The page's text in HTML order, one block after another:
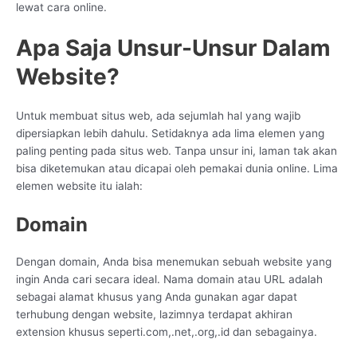
lewat cara online.
Apa Saja Unsur-Unsur Dalam
Website?
Untuk membuat situs web, ada sejumlah hal yang wajib
dipersiapkan lebih dahulu. Setidaknya ada lima elemen yang
paling penting pada situs web. Tanpa unsur ini, laman tak akan
bisa diketemukan atau dicapai oleh pemakai dunia online. Lima
elemen website itu ialah:
Domain
Dengan domain, Anda bisa menemukan sebuah website yang
ingin Anda cari secara ideal. Nama domain atau URL adalah
sebagai alamat khusus yang Anda gunakan agar dapat
terhubung dengan website, lazimnya terdapat akhiran
extension khusus seperti.com,.net,.org,.id dan sebagainya.